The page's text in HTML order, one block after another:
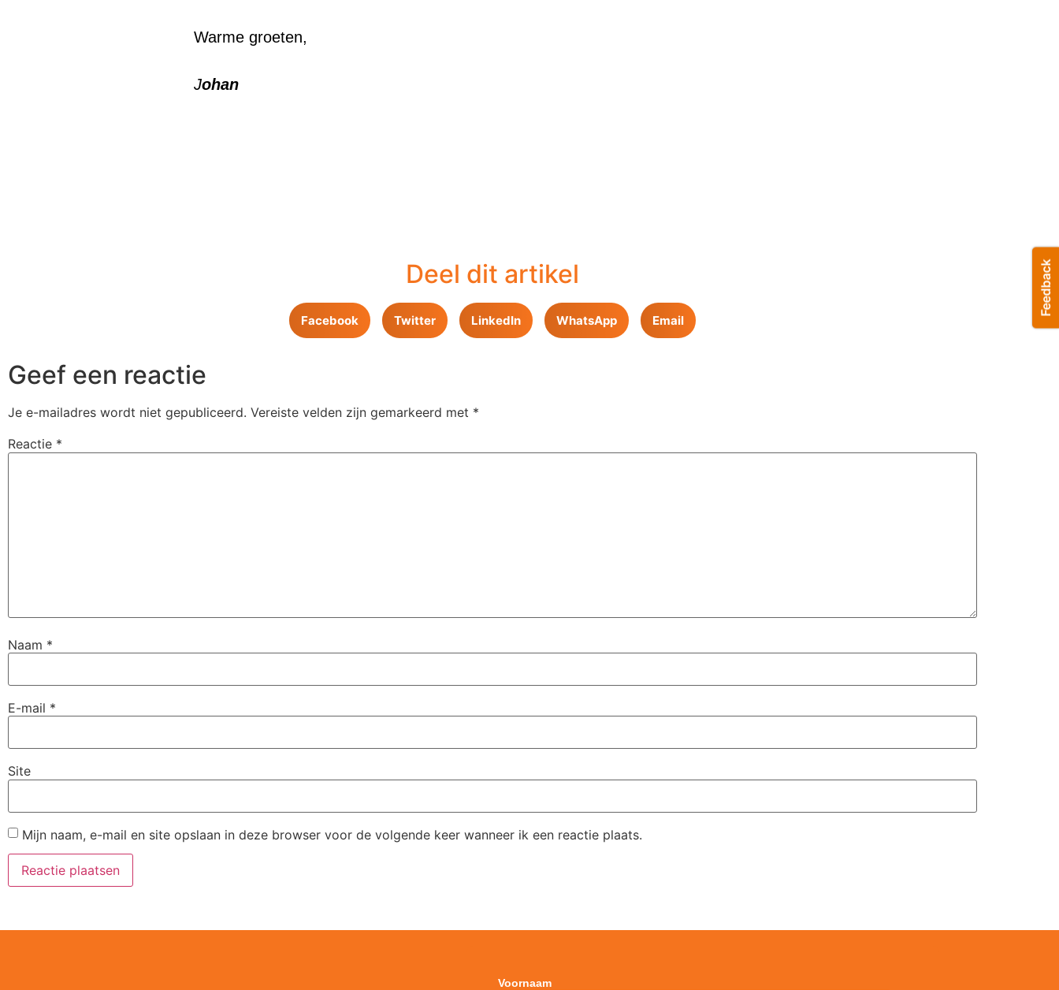
Warme groeten,
Johan
Deel dit artikel
Facebook Twitter LinkedIn WhatsApp Email
Geef een reactie
Je e-mailadres wordt niet gepubliceerd. Vereiste velden zijn gemarkeerd met *
Reactie *
Naam *
E-mail *
Site
Mijn naam, e-mail en site opslaan in deze browser voor de volgende keer wanneer ik een reactie plaats.
Voornaam